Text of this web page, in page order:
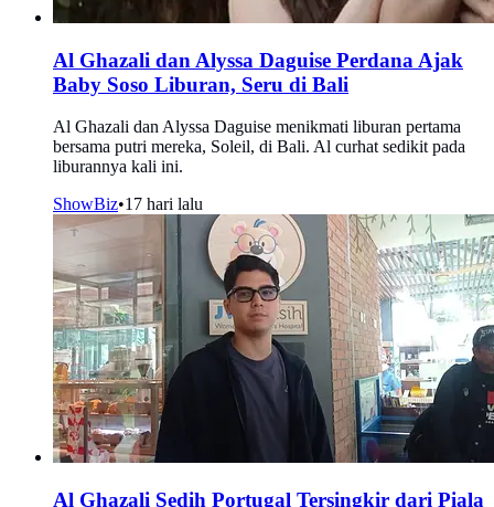
Al Ghazali dan Alyssa Daguise Perdana Ajak
Baby Soso Liburan, Seru di Bali
Al Ghazali dan Alyssa Daguise menikmati liburan pertama
bersama putri mereka, Soleil, di Bali. Al curhat sedikit pada
liburannya kali ini.
ShowBiz•17 hari lalu
Al Ghazali Sedih Portugal Tersingkir dari Piala